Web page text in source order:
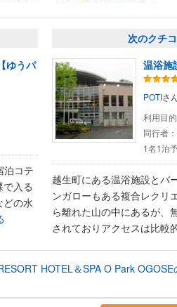
ゆうパ
泊コテ
入る
どの水
次のクチ
温浴施
POTIさ
利用目的
同行者：
1名1泊
越生町にある温浴施設とバ
ンガローもある複合レクリ
ら離れた山の中にあるが、
されておりアクセスは比較
HOTEL＆SPA O Park OGOSE